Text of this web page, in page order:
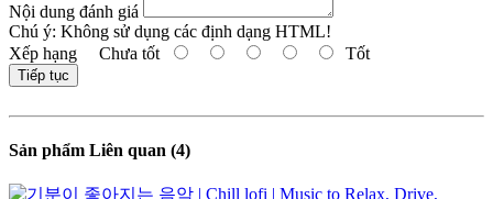
Nội dung đánh giá
Chú ý: Không sử dụng các định dạng HTML!
Xếp hạng Chưa tốt Tốt
Tiếp tục
Sản phẩm Liên quan (4)